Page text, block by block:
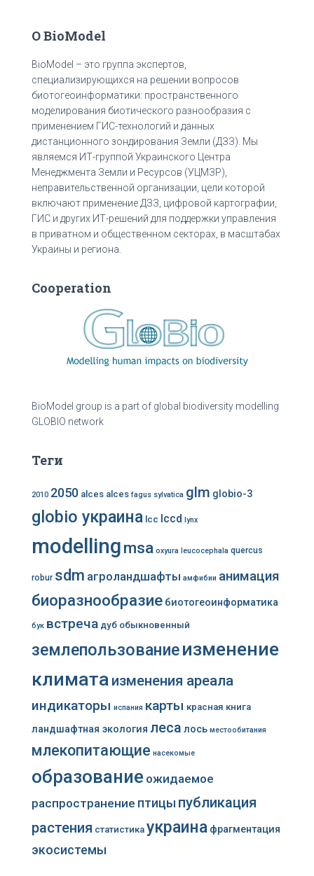
О BioModel
BioModel – это группа экспертов,
специализирующихся на решении вопросов
биотогеоинформатики: пространственного
моделирования биотического разнообразия с
применением ГИС-технологий и данных
дистанционного зондирования Земли (ДЗЗ). Мы
являемся ИТ-группой Украинского Центра
Менеджмента Земли и Ресурсов (УЦМЗР),
неправительственной организации, цели которой
включают применение ДЗЗ, цифровой картографии,
ГИС и других ИТ-решений для поддержки управления
в приватном и общественном секторах, в масштабах
Украины и региона.
Cooperation
BioModel group is a part of global biodiversity modelling
GLOBIO network
Теги
2010 2050 alces alces fagus sylvatica glm globio-3
globio украина lcc lccd lynx
modellingmsa oxyura leucocephala quercus
robur sdm агроландшафты амфибии анимация
биоразнообразие биотогеоинформатика
бук встреча дуб обыкновенный
землепользованиеизменение
климата изменения ареала
индикаторы испания карты красная книга
ландшафтная экология леса лось местообитания
млекопитающие насекомые
образование ожидаемое
распространение птицы публикация
растения статистика украина фрагментация
экосистемы